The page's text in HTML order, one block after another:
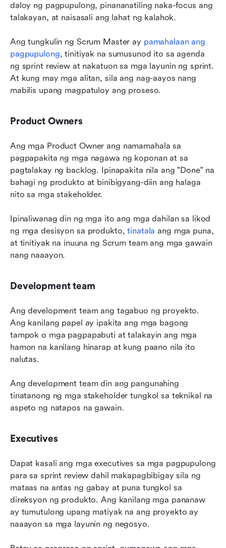
daloy ng pagpupulong, pinananatiling naka-focus ang
talakayan, at naisasali ang lahat ng kalahok.
Ang tungkulin ng Scrum Master ay pamahalaan ang
pagpupulong, tinitiyak na sumusunod ito sa agenda
ng sprint review at nakatuon sa mga layunin ng sprint.
At kung may mga alitan, sila ang nag-aayos nang
mabilis upang magpatuloy ang proseso.
Product Owners
Ang mga Product Owner ang namamahala sa
pagpapakita ng mga nagawa ng koponan at sa
pagtalakay ng backlog. Ipinapakita nila ang "Done" na
bahagi ng produkto at binibigyang-diin ang halaga
nito sa mga stakeholder.
Ipinaliwanag din ng mga ito ang mga dahilan sa likod
ng mga desisyon sa produkto, tinatala ang mga puna,
at tinitiyak na inuuna ng Scrum team ang mga gawain
nang naaayon.
Development team
Ang development team ang tagabuo ng proyekto.
Ang kanilang papel ay ipakita ang mga bagong
tampok o mga pagpapabuti at talakayin ang mga
hamon na kanilang hinarap at kung paano nila ito
nalutas.
Ang development team din ang pangunahing
tinatanong ng mga stakeholder tungkol sa teknikal na
aspeto ng natapos na gawain.
Executives
Dapat kasali ang mga executives sa mga pagpupulong
para sa sprint review dahil makapagbibigay sila ng
mataas na antas ng gabay at puna tungkol sa
direksyon ng produkto. Ang kanilang mga pananaw
ay tumutulong upang matiyak na ang proyekto ay
naaayon sa mga layunin ng negosyo.